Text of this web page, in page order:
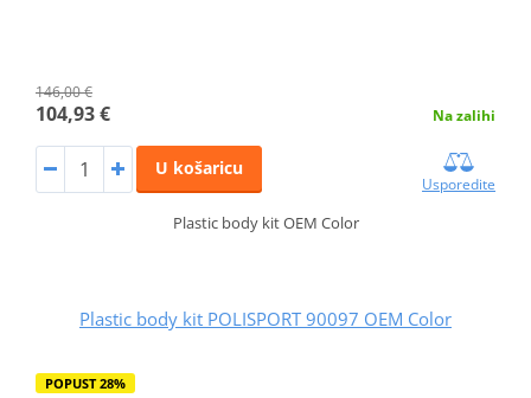
146,00 €
104,93 € Na zalihi
U košaricu
Usporedite
Plastic body kit OEM Color
Plastic body kit POLISPORT 90097 OEM Color
POPUST 28%